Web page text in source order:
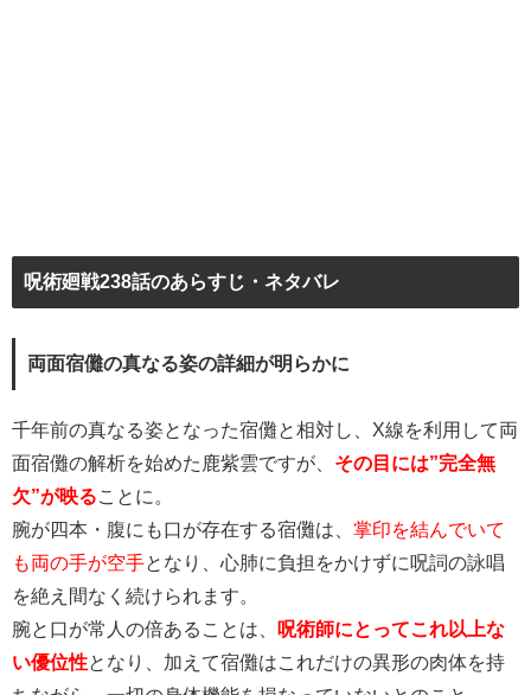
呪術廻戦238話のあらすじ・ネタバレ
両面宿儺の真なる姿の詳細が明らかに
千年前の真なる姿となった宿儺と相対し、X線を利用して両
面宿儺の解析を始めた鹿紫雲ですが、 その目には”完全無
欠”が映ることに。
腕が四本・腹にも口が存在する宿儺は、 掌印を結んでいて
も両の手が空手となり、心肺に負担をかけずに呪詞の詠唱
を絶え間なく続けられます。
腕と口が常人の倍あることは、 呪術師にとってこれ以上な
い優位性となり、加えて宿儺はこれだけの異形の肉体を持